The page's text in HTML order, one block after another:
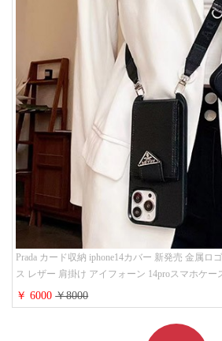
Prada カード収納 iphone14カバー 新発売 金属ロ
ス レザー 肩掛け アイフォーン 14proスマホケー
￥ 6000￥8000